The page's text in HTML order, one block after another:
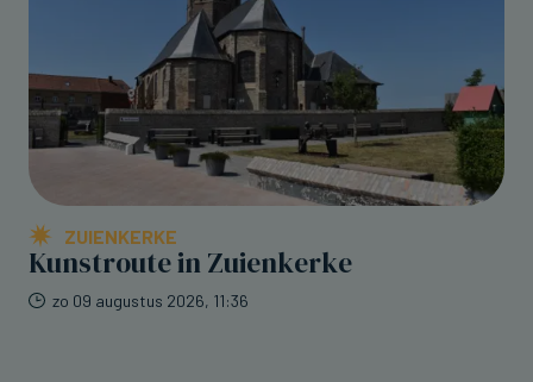
ZUIENKERKE
Kunstroute in Zuienkerke
zo 09 augustus 2026, 11:36